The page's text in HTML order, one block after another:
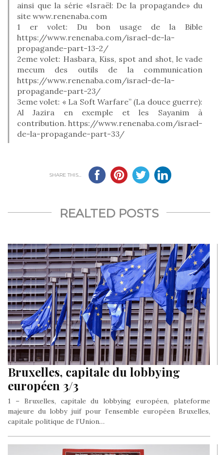
ainsi que la série «Israël: De la propagande» du
site www.renenaba.com
1 er volet: Du bon usage de la Bible
https://www.renenaba.com/israel-de-la-
propagande-part-13-2/
2eme volet: Hasbara, Kiss, spot and shot, le vade
mecum des outils de la communication
https://www.renenaba.com/israel-de-la-
propagande-part-23/
3eme volet: « La Soft Warfare” (La douce guerre):
Al Jazira en exemple et les Sayanim à
contribution. https://www.renenaba.com/israel-
de-la-propagande-part-33/
SHARE THIS...
REALTED POSTS
Bruxelles, capitale du lobbying
européen 3/3
1 – Bruxelles, capitale du lobbying européen, plateforme
majeure du lobby juif pour l’ensemble européen Bruxelles,
capitale politique de l’Union…